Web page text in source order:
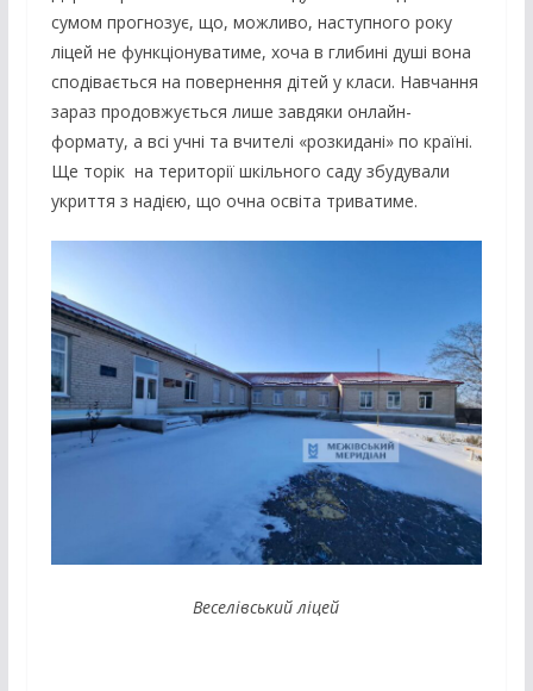
сумом прогнозує, що, можливо, наступного року
ліцей не функціонуватиме, хоча в глибині душі вона
сподівається на повернення дітей у класи. Навчання
зараз продовжується лише завдяки онлайн-
формату, а всі учні та вчителі «розкидані» по країні.
Ще торік на території шкільного саду збудували
укриття з надією, що очна освіта триватиме.
Веселівський ліцей